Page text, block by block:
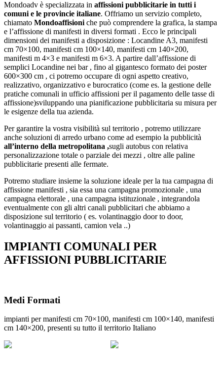
Mondoadv è specializzata in affissioni pubblicitarie in tutti i
comuni e le provincie italiane. Offriamo un servizio completo,
chiamato Mondoaffisioni che può comprendere la grafica, la stampa
e l’affissione di manifesti in diversi formati . Ecco le principali
dimensioni dei manifesti a disposizione : Locandine A3, manifesti
cm 70×100, manifesti cm 100×140, manifesti cm 140×200,
manifesti m 4×3 e manifesti m 6×3. A partire dall’affissione di
semplici Locandine nei bar , fino al gigantesco formato dei poster
600×300 cm , ci potremo occupare di ogni aspetto creativo,
realizzativo, organizzativo e burocratico (come es. la gestione delle
pratiche comunali in ufficio affissioni per il pagamento delle tasse di
affissione)sviluppando una pianificazione pubblicitaria su misura per
le esigenze della tua azienda.
Per garantire la vostra visibilità sul territorio , potremo utilizzare
anche soluzioni di arredo urbano come ad esempio la pubblicità
all’interno della metropolitana ,sugli autobus con relativa
personalizzazione totale o parziale dei mezzi , oltre alle paline
pubblicitarie presenti alle fermate.
Potremo studiare insieme la soluzione ideale per la tua campagna di
affissione manifesti , sia essa una campagna promozionale , una
campagna elettorale , una campagna istituzionale , integrandola
eventualmente con gli altri canali pubblicitari che abbiamo a
disposizione sul territorio ( es. volantinaggio door to door,
volantinaggio ai passanti, camion vela ..)
IMPIANTI COMUNALI PER
AFFISSIONI PUBBLICITARIE
Medi Formati
impianti per manifesti cm 70×100, manifesti cm 100×140, manifesti
cm 140×200, presenti su tutto il territorio Italiano